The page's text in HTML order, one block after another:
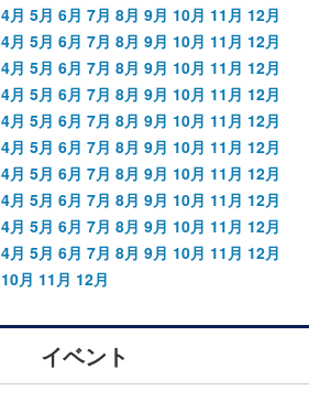
4月 5月 6月 7月 8月 9月 10月 11月 12月
4月 5月 6月 7月 8月 9月 10月 11月 12月
4月 5月 6月 7月 8月 9月 10月 11月 12月
4月 5月 6月 7月 8月 9月 10月 11月 12月
4月 5月 6月 7月 8月 9月 10月 11月 12月
4月 5月 6月 7月 8月 9月 10月 11月 12月
4月 5月 6月 7月 8月 9月 10月 11月 12月
4月 5月 6月 7月 8月 9月 10月 11月 12月
4月 5月 6月 7月 8月 9月 10月 11月 12月
4月 5月 6月 7月 8月 9月 10月 11月 12月
10月 11月 12月
イベント